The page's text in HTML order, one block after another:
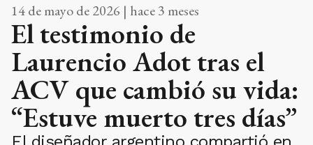
14 de mayo de 2026 | hace 3 meses
El testimonio de
Laurencio Adot tras el
ACV que cambió su vida:
“Estuve muerto tres días”